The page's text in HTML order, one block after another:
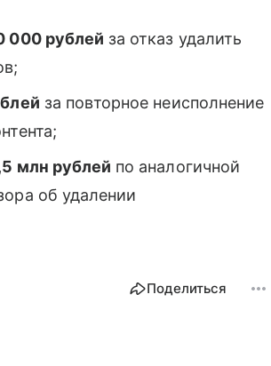
000 рублей за отказ удалить
за повторное неисполнение
млн рублей по аналогичной
об удалении
Поделиться